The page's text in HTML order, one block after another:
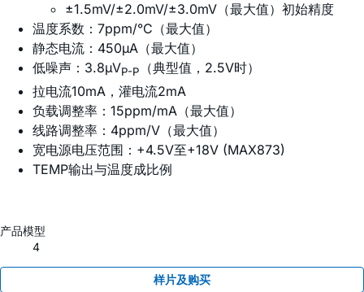
±1.5mV/±2.0mV/±3.0mV（最大值）初始精度
温度系数：7ppm/°C（最大值）
静态电流：450µA（最大值）
低噪声：3.8µVP-P
（典型值，2.5V时）
拉电流10mA，灌电流2mA
负载调整率：15ppm/mA（最大值）
线路调整率：4ppm/V（最大值）
宽电源电压范围：+4.5V至+18V (MAX873)
TEMP输出与温度成比例
产品模型
4
样片及购买